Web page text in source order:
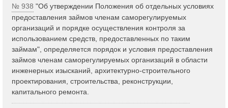
№ 938 "Об утверждении Положения об отдельных условиях
предоставления займов членам саморегулируемых
организаций и порядке осуществления контроля за
использованием средств, предоставленных по таким
займам", определяется порядок и условия предоставления
займов членам саморегулируемых организаций в области
инженерных изысканий, архитектурно-строительного
проектирования, строительства, реконструкции,
капитального ремонта.